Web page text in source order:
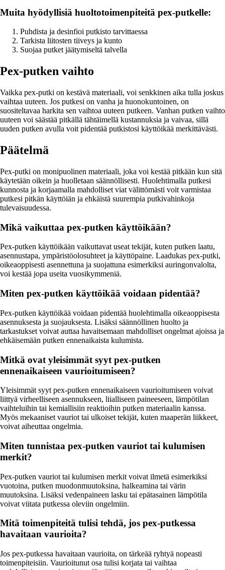
Muita hyödyllisiä huoltotoimenpiteitä pex-putkelle:
Puhdista ja desinfioi putkisto tarvittaessa
Tarkista liitosten tiiveys ja kunto
Suojaa putket jäätymiseltä talvella
Pex-putken vaihto
Vaikka pex-putki on kestävä materiaali, voi senkkinen aika tulla joskus
vaihtaa uuteen. Jos putkesi on vanha ja huonokuntoinen, on
suositeltavaa harkita sen vaihtoa uuteen putkeen. Vanhan putken vaihto
uuteen voi säästää pitkällä tähtäimellä kustannuksia ja vaivaa, sillä
uuden putken avulla voit pidentää putkistosi käyttöikää merkittävästi.
Päätelmä
Pex-putki on monipuolinen materiaali, joka voi kestää pitkään kun sitä
käytetään oikein ja huolletaan säännöllisesti. Huolehtimalla putkesi
kunnosta ja korjaamalla mahdolliset viat välittömästi voit varmistaa
putkesi pitkän käyttöiän ja ehkäistä suurempia putkivahinkoja
tulevaisuudessa.
Mikä vaikuttaa pex-putken käyttöikään?
Pex-putken käyttöikään vaikuttavat useat tekijät, kuten putken laatu,
asennustapa, ympäristöolosuhteet ja käyttöpaine. Laadukas pex-putki,
oikeaoppisesti asennettuna ja suojattuna esimerkiksi auringonvalolta,
voi kestää jopa useita vuosikymmeniä.
Miten pex-putken käyttöikää voidaan pidentää?
Pex-putken käyttöikää voidaan pidentää huolehtimalla oikeaoppisesta
asennuksesta ja suojauksesta. Lisäksi säännöllinen huolto ja
tarkastukset voivat auttaa havaitsemaan mahdolliset ongelmat ajoissa ja
ehkäisemään putken ennenaikaista kulumista.
Mitkä ovat yleisimmät syyt pex-putken
ennenaikaiseen vaurioitumiseen?
Yleisimmät syyt pex-putken ennenaikaiseen vaurioitumiseen voivat
liittyä virheelliseen asennukseen, liialliseen paineeseen, lämpötilan
vaihteluihin tai kemiallisiin reaktioihin putken materiaalin kanssa.
Myös mekaaniset vauriot tai ulkoiset tekijät, kuten maaperän liikkeet,
voivat aiheuttaa ongelmia.
Miten tunnistaa pex-putken vauriot tai kulumisen
merkit?
Pex-putken vauriot tai kulumisen merkit voivat ilmetä esimerkiksi
vuotoina, putken muodonmuutoksina, halkeamina tai värin
muutoksina. Lisäksi vedenpaineen lasku tai epätasainen lämpötila
voivat viitata putkessa oleviin ongelmiin.
Mitä toimenpiteitä tulisi tehdä, jos pex-putkessa
havaitaan vaurioita?
Jos pex-putkessa havaitaan vaurioita, on tärkeää ryhtyä nopeasti
toimenpiteisiin. Vaurioitunut osa tulisi korjata tai vaihtaa